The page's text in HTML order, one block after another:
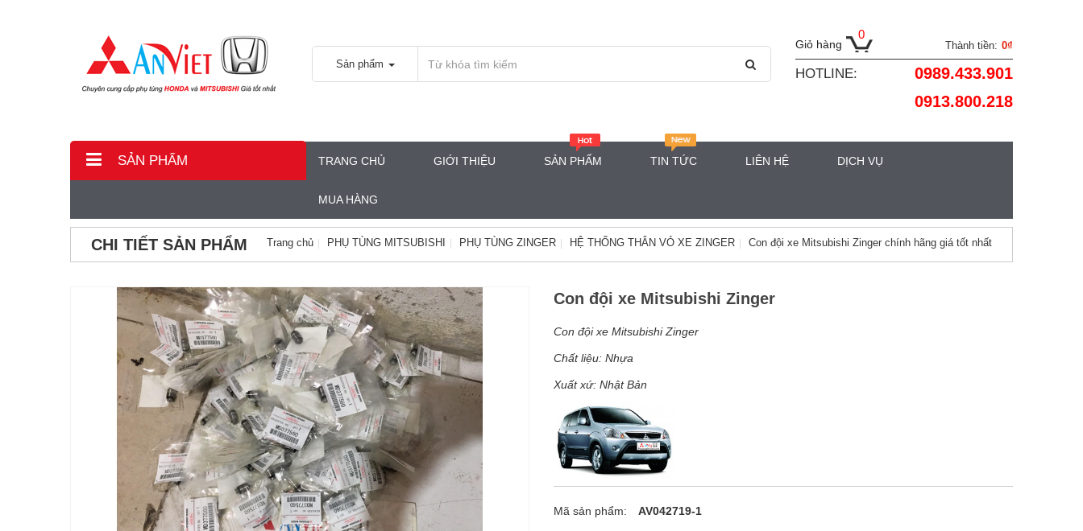
Sản phẩm
Giỏ hàng
0
Thành tiền: 0₫
HOTLINE:
0989.433.901
0913.800.218
SẢN PHẨM TRANG CHỦ GIỚI THIỆU SẢN PHẨM TIN TỨC LIÊN HỆ DỊCH VỤ
MUA HÀNG
CHI TIẾT SẢN PHẨM Trang chủ PHỤ TÙNG MITSUBISHI PHỤ TÙNG ZINGER HỆ THỐNG THÂN VỎ XE ZINGER Con đội xe Mitsubishi Zinger chính hãng giá tốt nhất
Con đội xe Mitsubishi Zinger
Con đội xe Mitsubishi Zinger
Chất liệu: Nhựa
Xuất xứ: Nhật Bản
Mã sản phẩm: AV042719-1